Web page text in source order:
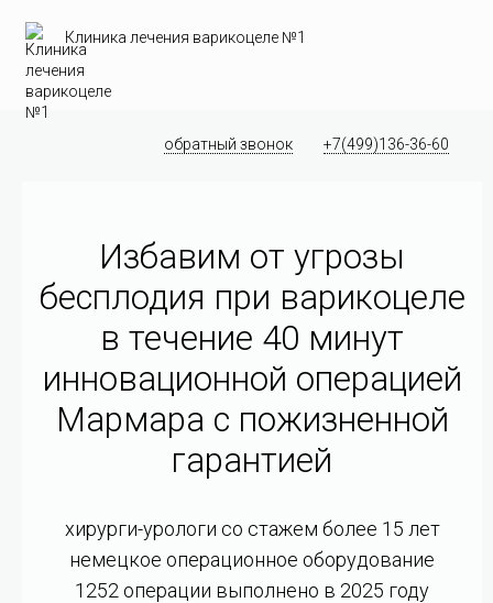
Клиника лечения варикоцеле №1
обратный звонок +7(499)136-36-60
Избавим от угрозы
бесплодия при варикоцеле
в течение 40 минут
инновационной операцией
Мармара c пожизненной
гарантией
хирурги-урологи со стажем более 15 лет
немецкое операционное оборудование
1252 операции выполнено в 2025 году